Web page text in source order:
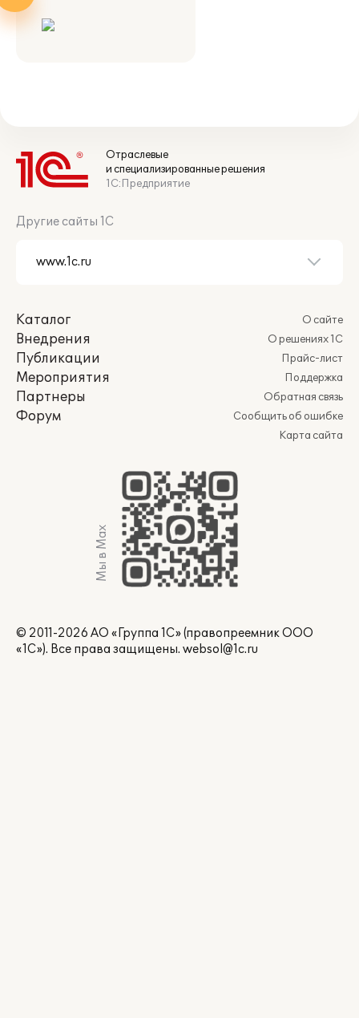
Отраслевые
и специализированные решения
1С:Предприятие
Другие сайты 1С
Каталог
Внедрения
Публикации
Мероприятия
Партнеры
Форум
О сайте
О решениях 1С
Прайс-лист
Поддержка
Обратная связь
Сообщить об ошибке
Карта сайта
Мы в Max
© 2011-2026 АО «Группа 1С» (правопреемник ООО
«1С»). Все права защищены. websol@1c.ru